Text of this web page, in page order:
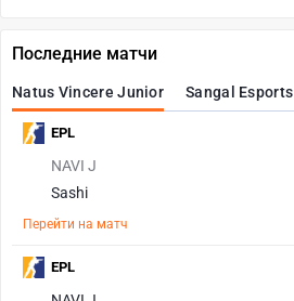
Последние матчи
Natus Vincere Junior Sangal Esports
NAVI J
Sashi
Перейти на матч
EPL
EPL